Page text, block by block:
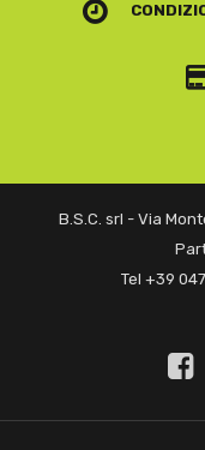
B.S.C. srl - Via
Tel +39